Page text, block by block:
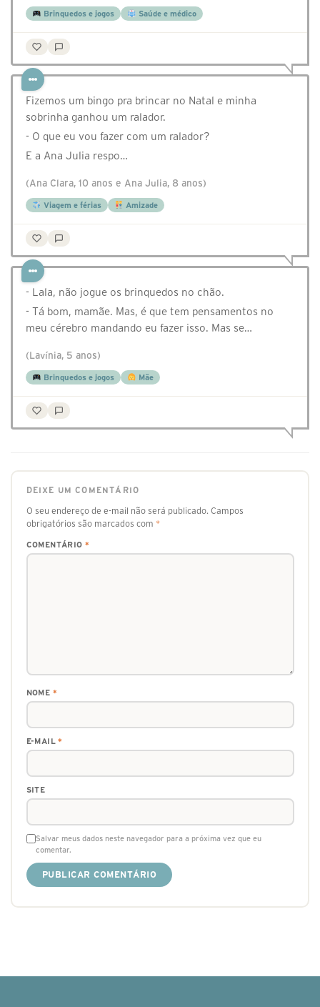
Brinquedos e jogos Saúde e médico
Fizemos um bingo pra brincar no Natal e minha
sobrinha ganhou um ralador.
- O que eu vou fazer com um ralador?
E a Ana Julia respo…
(Ana Clara, 10 anos e Ana Julia, 8 anos)
Viagem e férias Amizade
- Lala, não jogue os brinquedos no chão.
- Tá bom, mamãe. Mas, é que tem pensamentos no
meu cérebro mandando eu fazer isso. Mas se…
(Lavínia, 5 anos)
Brinquedos e jogos Mãe
DEIXE UM COMENTÁRIO
O seu endereço de e-mail não será publicado. Campos
obrigatórios são marcados com *
COMENTÁRIO *
NOME *
E-MAIL*
SITE
Salvar meus dados neste navegador para a próxima vez que eu
comentar.